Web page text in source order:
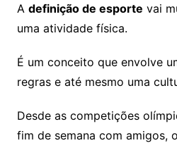
A definição de esporte vai
uma atividade física.
É um conceito que envolve
regras e até mesmo uma
Desde as competições
fim de semana com amigos,